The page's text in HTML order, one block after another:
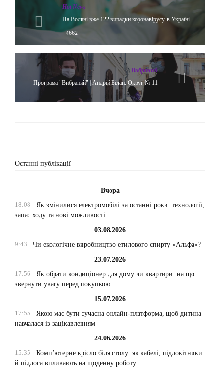
Hot News
На Волині вже 122 випадки коронавірусу, в Україні
- 4662
Вибраний
Програма "Вибраний" | Андрій Білан. Округ № 11
Останні публікації
Вчора
18:08
Як змінилися електромобілі за останні роки: технології,
запас ходу та нові можливості
03.08.2026
9:43
Чи екологічне виробництво етилового спирту «Альфа»?
23.07.2026
17:56
Як обрати кондиціонер для дому чи квартири: на що
звернути увагу перед покупкою
15.07.2026
17:55
Якою має бути сучасна онлайн-платформа, щоб дитина
навчалася із зацікавленням
24.06.2026
15:35
Комп’ютерне крісло біля столу: як кабелі, підлокітники
й підлога впливають на щоденну роботу